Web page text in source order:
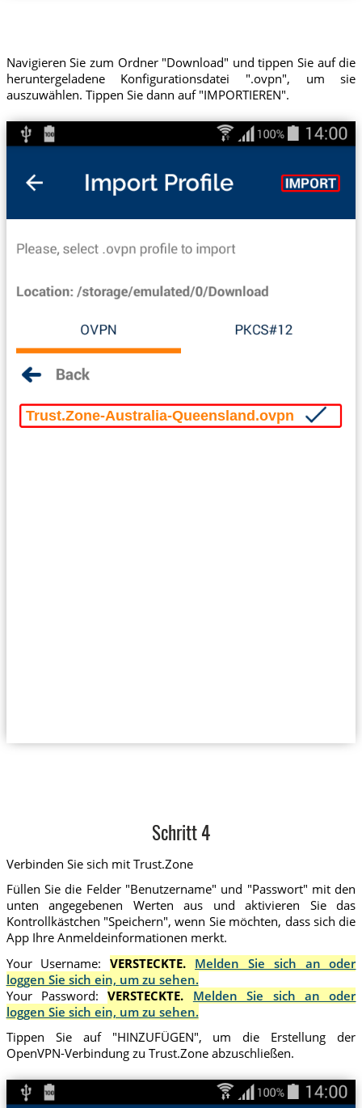
Navigieren Sie zum Ordner "Download" und tippen Sie auf die
heruntergeladene Konfigurationsdatei ".ovpn", um sie
auszuwählen. Tippen Sie dann auf "IMPORTIEREN".
Trust.Zone-Australia-Queensland.ovpn
Schritt 4
Verbinden Sie sich mit Trust.Zone
Füllen Sie die Felder "Benutzername" und "Passwort" mit den
unten angegebenen Werten aus und aktivieren Sie das
Kontrollkästchen "Speichern", wenn Sie möchten, dass sich die
App Ihre Anmeldeinformationen merkt.
Your Username:VERSTECKTE. Melden Sie sich an oder
loggen Sie sich ein, um zu sehen.
Your Password:VERSTECKTE. Melden Sie sich an oder
loggen Sie sich ein, um zu sehen.
Tippen Sie auf "HINZUFÜGEN", um die Erstellung der
OpenVPN-Verbindung zu Trust.Zone abzuschließen.